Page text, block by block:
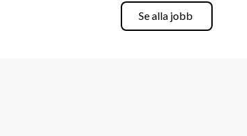
Se alla jobb